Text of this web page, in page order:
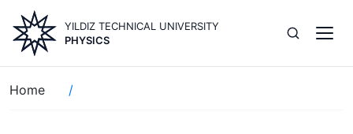
main
content
YILDIZ TECHNICAL UNIVERSITY
PHYSICS
Breadcrumb
Home